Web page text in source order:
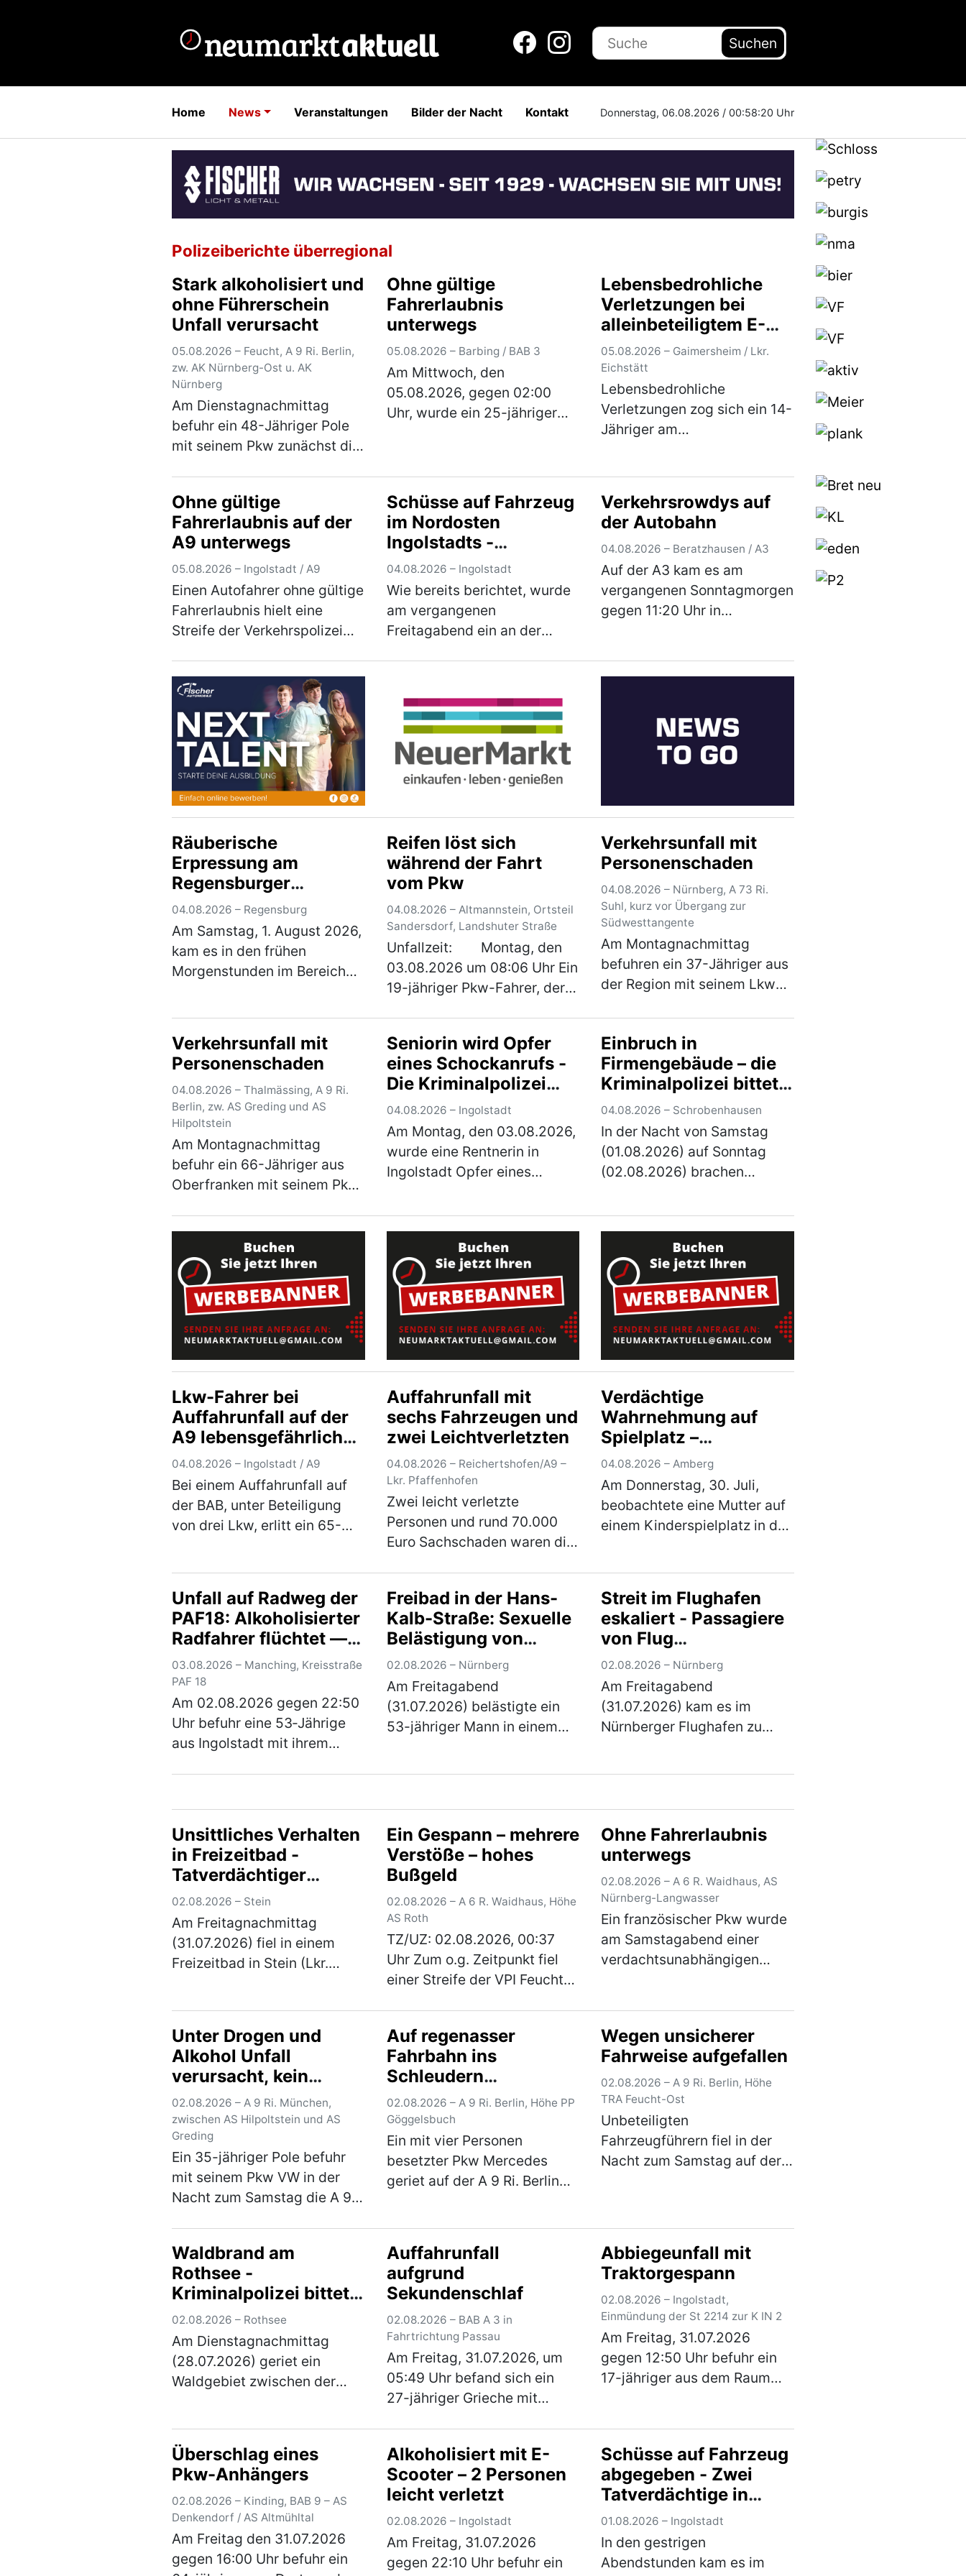
Suchen
Home News Veranstaltungen Bilder der Nacht Kontakt Donnerstag, 06.08.2026 /00:58:21 Uhr
Polizeiberichte überregional
Stark alkoholisiert und
ohne Führerschein
Unfall verursacht
05.08.2026 – Feucht, A 9 Ri. Berlin,
zw. AK Nürnberg-Ost u. AK
Nürnberg
Am Dienstagnachmittag
befuhr ein 48-Jähriger Pole
mit seinem Pkw zunächst die
Nürnberg-Ost auf die A9 in
Richtung Berlin wechseln. Auf
der rechten Sp…(mehr)
Ohne gültige
Fahrerlaubnis
unterwegs
05.08.2026 – Barbing / BAB 3
Am Mittwoch, den
05.08.2026, gegen 02:00
Uhr, wurde ein 25-jähriger
verdachtsunabhängigen
Verkehrskontrolle
unterzogen. Im Rahmen der
Überprüfung wur…
Lebensbedrohliche
Verletzungen bei
alleinbeteiligtem E-
Scooter-Unfall
05.08.2026 – Gaimersheim / Lkr.
Eichstätt
Lebensbedrohliche
Verletzungen zog sich ein 14-
Jähriger am
Der im Landkreis Eichstätt
wohnhafte Jugendliche war,
gegen 16.00 …(mehr)
Ohne gültige
Fahrerlaubnis auf der
A9 unterwegs
05.08.2026 – Ingolstadt / A9
Einen Autofahrer ohne gültige
Fahrerlaubnis hielt eine
Streife der Verkehrspolizei
Uhr, auf der Autobahn an. Der
30-jährige in Ingolstadt
wohnhafte Inder war …
(mehr)
Schüsse auf Fahrzeug
im Nordosten
Ingolstadts -
Kriminalpolizei
Ingolstadt ermittelt
mit Hochdruck und
wendet sich an die
Öffentlichkeit
04.08.2026 – Ingolstadt
Wie bereits berichtet, wurde
am vergangenen
Freitagabend ein an der
Straße beschossen und
dadurch an der linken
hinteren Fahrzeugse…(mehr)
Verkehrsrowdys auf
der Autobahn
04.08.2026 – Beratzhausen / A3
Auf der A3 kam es am
vergangenen Sonntagmorgen
gegen 11:20 Uhr in
Fahrer. Hierbei überholt…
Räuberische
Erpressung am
Regensburger
Hauptbahnhof –
Tatverdächtiger in
Untersuchungshaft
04.08.2026 – Regensburg
Am Samstag, 1. August 2026,
kam es in den frühen
Morgenstunden im Bereich
Erpressung zum Nachteil
eines 38-jährigen Mannes.
Ein…(mehr)
Reifen löst sich
während der Fahrt
vom Pkw
04.08.2026 – Altmannstein, Ortsteil
Sandersdorf, Landshuter Straße
Unfallzeit: Montag, den
03.08.2026 um 08:06 Uhr Ein
19-jähriger Pkw-Fahrer, der
Fahrzeug die Bundesstraße in
Sandersdorf von
Mindelstetten …(mehr)
Verkehrsunfall mit
Personenschaden
04.08.2026 – Nürnberg, A 73 Ri.
Suhl, kurz vor Übergang zur
Südwesttangente
Am Montagnachmittag
befuhren ein 37-Jähriger aus
der Region mit seinem Lkw
den rechten Fahrstreifen der
A 73 in Fahrtrichtung Suhl. Zu
diesem Zeitpunkt herrschte
dichter b…(mehr)
Verkehrsunfall mit
Personenschaden
04.08.2026 – Thalmässing, A 9 Ri.
Berlin, zw. AS Greding und AS
Hilpoltstein
Am Montagnachmittag
befuhr ein 66-Jähriger aus
Oberfranken mit seinem Pkw
Parkplatz Offenbau
wechselte er auf den rechten
Fahrstreifen. Dort …(mehr)
Seniorin wird Opfer
eines Schockanrufs -
Die Kriminalpolizei
warnt und bittet um
Hinweise
04.08.2026 – Ingolstadt
Am Montag, den 03.08.2026,
wurde eine Rentnerin in
Ingolstadt Opfer eines
Kriminalpolizei hat die
Ermittlungen übernommen
und bittet um Hinweise.
Gegen 16.30 Uhr erhielt die
über 80…(mehr)
Einbruch in
Firmengebäude – die
Kriminalpolizei bittet
um Hinweise
04.08.2026 – Schrobenhausen
In der Nacht von Samstag
(01.08.2026) auf Sonntag
(02.08.2026) brachen
ein Firmengebäude in
Schrobenhausen ein. Die
Kriminalpolizei Ingolstadt hat
die Ermittlungen übernomm…
(mehr)
Lkw-Fahrer bei
Auffahrunfall auf der
A9 lebensgefährlich
verletzt
04.08.2026 – Ingolstadt / A9
Bei einem Auffahrunfall auf
der BAB, unter Beteiligung
von drei Lkw, erlitt ein 65-
Verletzungen. Der 67-jährige
Fahrer eines Sattelzugs war…
(mehr)
Auffahrunfall mit
sechs Fahrzeugen und
zwei Leichtverletzten
04.08.2026 – Reichertshofen/A9 –
Lkr. Pfaffenhofen
Zwei leicht verletzte
Personen und rund 70.000
Euro Sachschaden waren die
beteiligten Fahrzeugen auf
der A9 am Montagabend
gegen 20.00 Uhr. Ein 50-
jäh…(mehr)
Verdächtige
Wahrnehmung auf
Spielplatz –
Kriminalpolizei sucht
Zeugen
04.08.2026 – Amberg
Am Donnerstag, 30. Juli,
beobachtete eine Mutter auf
einem Kinderspielplatz in der
suchte. Die
Kriminalpolizeiinspektion
Amberg…(mehr)
Unfall auf Radweg der
PAF18: Alkoholisierter
Radfahrer flüchtet —
zwei Verletzte
03.08.2026 – Manching, Kreisstraße
PAF 18
Am 02.08.2026 gegen 22:50
Uhr befuhr eine 53‑Jährige
aus Ingolstadt mit ihrem
kommend in Richtung
Niederstimm. Ein 54‑Jähriger
aus…(mehr)
Freibad in der Hans-
Kalb-Straße: Sexuelle
Belästigung von
Jugendlichen -
Festnahme
02.08.2026 – Nürnberg
Am Freitagabend
(31.07.2026) belästigte ein
53-jähriger Mann in einem
erließ Haftbefehl gegen den
Tatverdächtigen. Di…(mehr)
Streit im Flughafen
eskaliert - Passagiere
von Flug
ausgeschlossen
02.08.2026 – Nürnberg
Am Freitagabend
(31.07.2026) kam es im
Nürnberger Flughafen zu
Personen. Elf Personen
wurden von ihrem
anstehenden Flug
ausgeschlossen. Gegen 2…
(mehr)
Unsittliches Verhalten
in Freizeitbad -
Tatverdächtiger
festgenommen
02.08.2026 – Stein
Am Freitagnachmittag
(31.07.2026) fiel in einem
Freizeitbad in Stein (Lkr.
Tatverdächtigen noch vor Ort
fest. Gegen 16:…(mehr)
Ein Gespann – mehrere
Verstöße – hohes
Bußgeld
02.08.2026 – A 6 R. Waidhaus, Höhe
AS Roth
TZ/UZ: 02.08.2026, 00:37
Uhr Zum o.g. Zeitpunkt fiel
einer Streife der VPI Feucht
Gespann auf, welches mit
drei Pkws beladen war. Bei
einer anschließenden Ü…
(mehr)
Ohne Fahrerlaubnis
unterwegs
02.08.2026 – A 6 R. Waidhaus, AS
Nürnberg-Langwasser
Ein französischer Pkw wurde
am Samstagabend einer
verdachtsunabhängigen
tschechische Führerschein
des 54-jährigen Fahrers…
(mehr)
Unter Drogen und
Alkohol Unfall
verursacht, kein
Führerschein
vorhanden
02.08.2026 – A 9 Ri. München,
zwischen AS Hilpoltstein und AS
Greding
Ein 35-jähriger Pole befuhr
mit seinem Pkw VW in der
Nacht zum Samstag die A 9
der AS Hilpoltstein und der
AS Greding hielt er es für eine
gute Idee, im abge…(mehr)
Auf regenasser
Fahrbahn ins
Schleudern
gekommen
02.08.2026 – A 9 Ri. Berlin, Höhe PP
Göggelsbuch
Ein mit vier Personen
besetzter Pkw Mercedes
geriet auf der A 9 Ri. Berlin
er schließlich mit einem auf
dem rechte…
Wegen unsicherer
Fahrweise aufgefallen
02.08.2026 – A 9 Ri. Berlin, Höhe
TRA Feucht-Ost
Unbeteiligten
Fahrzeugführern fiel in der
Nacht zum Samstag auf der
Rastanlage Feucht Ost einer
Ko…(mehr)
Waldbrand am
Rothsee -
Kriminalpolizei bittet
um Zeugenhinweise
02.08.2026 – Rothsee
Am Dienstagnachmittag
(28.07.2026) geriet ein
Waldgebiet zwischen der
Main-Donau-Kanal in Brand.
Die Kriminalpolizei
Schwabach hat die
Ermittlungen zu… (mehr)
Auffahrunfall
aufgrund
Sekundenschlaf
02.08.2026 – BAB A 3 in
Fahrtrichtung Passau
Am Freitag, 31.07.2026, um
05:49 Uhr befand sich ein
27-jähriger Grieche mit
Fahrtrichtung Passau. Er
befand sich kurz vor der
Anschlussstelle Wörth-O…
(mehr)
Abbiegeunfall mit
Traktorgespann
02.08.2026 – Ingolstadt,
Einmündung der St 2214 zur K IN 2
Am Freitag, 31.07.2026
gegen 12:50 Uhr befuhr ein
17-jähriger aus dem Raum
und zwei Anhänger, die
Staatsstraße 2214 von
Irgert…(mehr)
Überschlag eines
Pkw-Anhängers
02.08.2026 – Kinding, BAB 9 – AS
Denkendorf / AS Altmühltal
Am Freitag den 31.07.2026
gegen 16:00 Uhr befuhr ein
Alkoholisiert mit E-
Scooter – 2 Personen
leicht verletzt
02.08.2026 – Ingolstadt
Am Freitag, 31.07.2026
gegen 22:10 Uhr befuhr ein
Schüsse auf Fahrzeug
abgegeben - Zwei
Tatverdächtige in
Untersuchungshaft
01.08.2026 – Ingolstadt
In den gestrigen
Abendstunden kam es im